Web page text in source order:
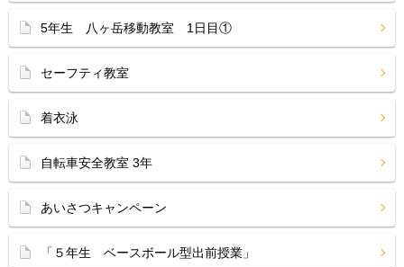
5年生 八ヶ岳移動教室 1日目①
セーフティ教室
着衣泳
自転車安全教室 3年
あいさつキャンペーン
「５年生 ベースボール型出前授業」